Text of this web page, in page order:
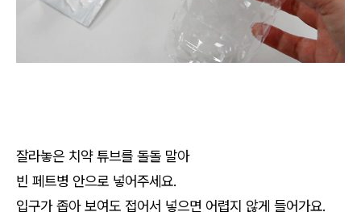
잘라놓은 치약 튜브를 돌돌 말아
빈 페트병 안으로 넣어주세요.
입구가 좁아 보여도 접어서 넣으면 어렵지 않게 들어가요.